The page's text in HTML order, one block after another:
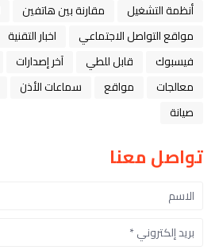
أنظمة التشغيل
مقارنة بين هاتفين
مواقع التواصل الاجتماعي
اخبار التقنية
فيسبوك
قابل للطي آخر إصدارات
معالجات
مواقع سماعات الأذن
صيانة
تواصل معنا